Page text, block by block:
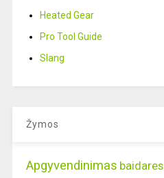
Heated Gear
Pro Tool Guide
Slang
Žymos
Apgyvendinimas baidares